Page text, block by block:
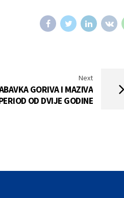
Next
GORIVA I MAZIVA
OD DVIJE GODINE